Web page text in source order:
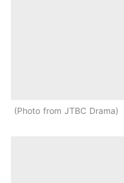
Photo from JTBC Drama